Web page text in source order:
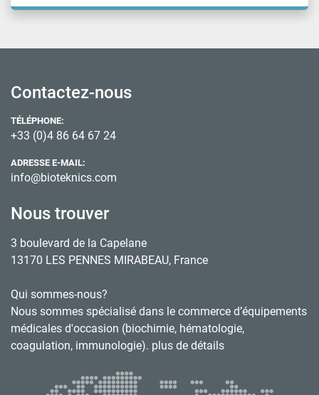
Contactez-nous
TÉLÉPHONE:
+33 (0)4 86 64 67 24
ADRESSE E-MAIL:
info@bioteknics.com
Nous trouver
3 boulevard de la Capelane
13170 LES PENNES MIRABEAU, France
Qui sommes-nous?
Nous sommes spécialisé dans le commerce d’équipements
médicales d'occasion (biochimie, hématologie,
coagulation, immunologie). plus de détails